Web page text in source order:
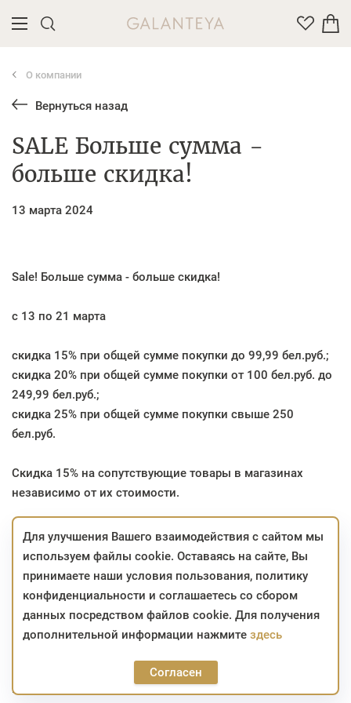
Введите название или артикул товара
О компании
Вернуться назад
SALE Больше сумма -
больше скидка!
13 марта 2024
Sale! Больше сумма - больше скидка!
с 13 по 21 марта
скидка 15% при общей сумме покупки до 99,99 бел.руб.;
скидка 20% при общей сумме покупки от 100 бел.руб. до
249,99 бел.руб.;
скидка 25% при общей сумме покупки свыше 250
бел.руб.
Скидка 15% на сопутствующие товары в магазинах
независимо от их стоимости.
* скидка не суммируется с другими скидками;
* изделия, участвующие в акции, можно приобрести с
использованием карты «Халва» с рассрочкой до 2
месяцев и «Карта покупок», «Карта Fun» с рассрочкой до
3 месяцев;
период проведения акции, скидка сохраняется до
момента приобретения.
Для улучшения Вашего взаимодействия с сайтом мы
используем файлы cookie. Оставаясь на сайте, Вы
принимаете наши условия пользования, политику
конфиденциальности и соглашаетесь со сбором
данных посредством файлов cookie. Для получения
дополнительной информации нажмите здесь
Согласен